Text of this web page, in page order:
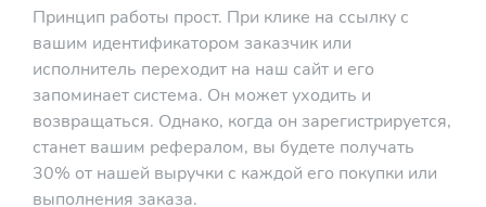
Принцип работы прост. При клике на ссылку с
вашим идентификатором заказчик или
исполнитель переходит на наш сайт и его
запоминает cистема. Он может уходить и
возвращаться. Однако, когда он зарегистрируется,
станет вашим рефералом, вы будете получать
30% от нашей выручки с каждой его покупки или
выполнения заказа.